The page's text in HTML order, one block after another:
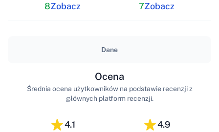
8Zobacz 7Zobacz
Dane
4.1
Ocena
Średnia ocena użytkowników na podstawie recenzji z
głównych platform recenzji.
4.9